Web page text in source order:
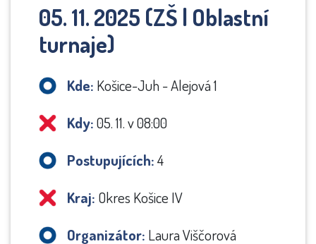
05. 11. 2025 (ZŠ | Oblastní
turnaje)
Kde: Košice-Juh - Alejová 1
Kdy:05. 11. v 08:00
Postupujících:4
Kraj: Okres Košice IV
Organizátor: Laura Viščorová